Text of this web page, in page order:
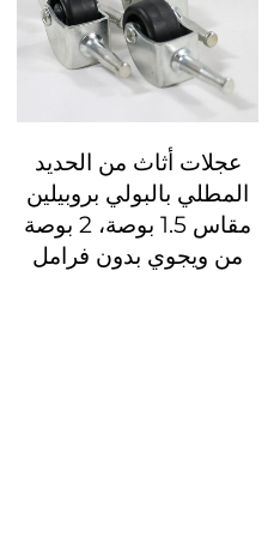
عجلات أثاث من الحديد
المطلي بالبولي بروبيلين
مقاس 1.5 بوصة، 2 بوصة
من ويجوي بدون فرامل